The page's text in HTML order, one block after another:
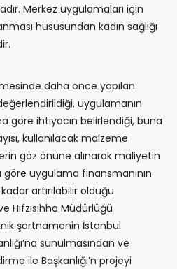
Merkez uygulamaları için
hususundan kadın sağlığı
daha önce yapılan
uygulamanın
göre ihtiyacın belirlendiği, buna
kullanılacak malzeme
göz önüne alınarak maliyetin
uygulama finansmanının
artırılabilir olduğu
Hıfzısıhha Müdürlüğü
şartnamenin İstanbul
sunulmasından ve
ile Başkanlığı’n projeyi